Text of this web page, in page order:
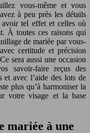
vous-même et vous
à peu près les détails
tel effet et celles où
À toutes ces raisons qui
de mariée par vous-
certitude et précision
sera aussi une occasion
savoir-faire reçus des
et avec l’aide des lots de
plus qu’à harmoniser la
votre visage et la base
mariée à une